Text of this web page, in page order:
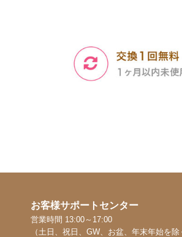
お客様サポートセンター
営業時間 13:00～17:00
（土日、祝日、GW、お盆、年末年始を除